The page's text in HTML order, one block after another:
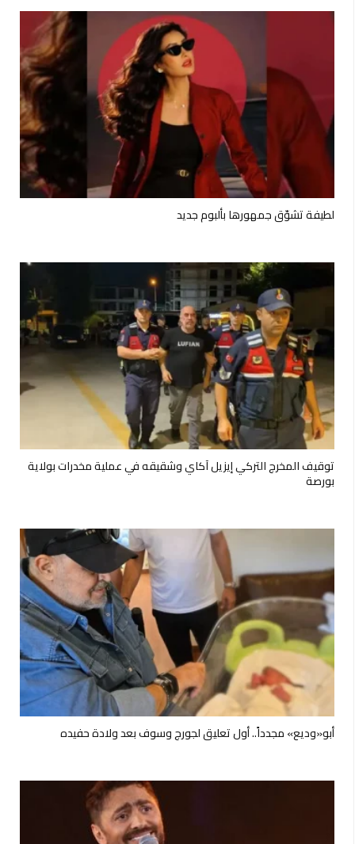
لطيفة تشوّق جمهورها بألبوم جديد
توقيف المخرج التركي إيزيل آكاي وشقيقه في عملية مخدرات بولاية
بورصة
أبو«وديع» مجدداً.. أول تعليق لجورج وسوف بعد ولادة حفيده